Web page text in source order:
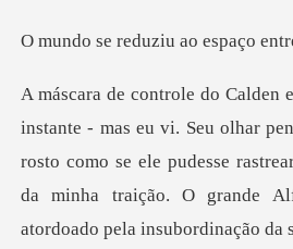
Histórico
ao espaço
rosto como se ele pudesse
da minha tra